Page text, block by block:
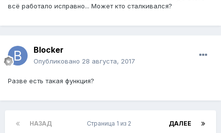
всё работало исправно... Может кто сталкивался?
Blocker
Опубликовано 28 августа, 2017
Разве есть такая функция?
НАЗАД ДАЛЕЕ
Страница 1 из 2